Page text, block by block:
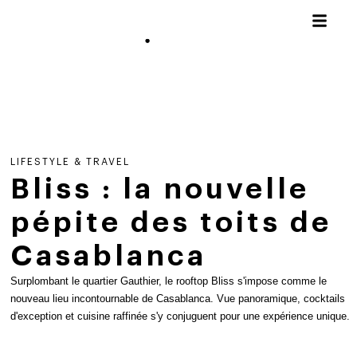
LIFESTYLE & TRAVEL
Bliss : la nouvelle
pépite des toits de
Casablanca
Surplombant le quartier Gauthier, le rooftop Bliss s'impose comme le
nouveau lieu incontournable de Casablanca. Vue panoramique, cocktails
d'exception et cuisine raffinée s'y conjuguent pour une expérience unique.